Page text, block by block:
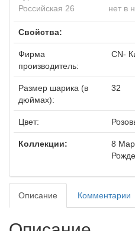
Российская 26
нет в
Свойства:
Фирма
производитель:
CN-
Размер шарика (в
дюймах):
32
Цвет:
Коллекции:
8
Описание Комментарии